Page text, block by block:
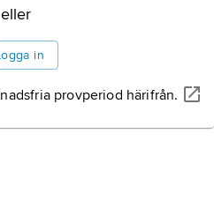
eller
in
provperiod härifrån.